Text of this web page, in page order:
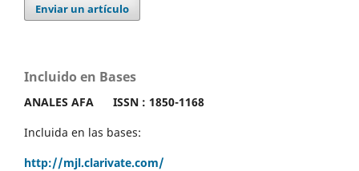
Enviar un artículo
Incluido en Bases
ANALES AFA ISSN : 1850-1168
Incluida en las bases:
http://mjl.clarivate.com/